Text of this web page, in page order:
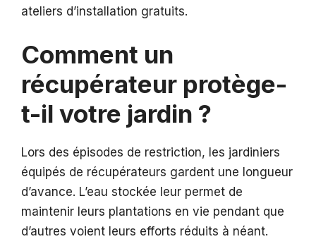
ateliers d’installation gratuits.
Comment un
récupérateur protège-
t-il votre jardin ?
Lors des épisodes de restriction, les jardiniers
équipés de récupérateurs gardent une longueur
d’avance. L’eau stockée leur permet de
maintenir leurs plantations en vie pendant que
d’autres voient leurs efforts réduits à néant.